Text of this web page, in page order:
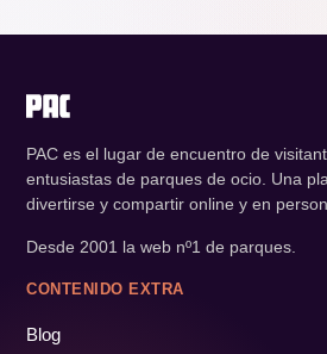
PAC es el lugar de encuentro de
entusiastas de parques de ocio. Una
divertirse y compartir online y en
Desde 2001 la web nº1 de parques.
CONTENIDO EXTRA
Blog